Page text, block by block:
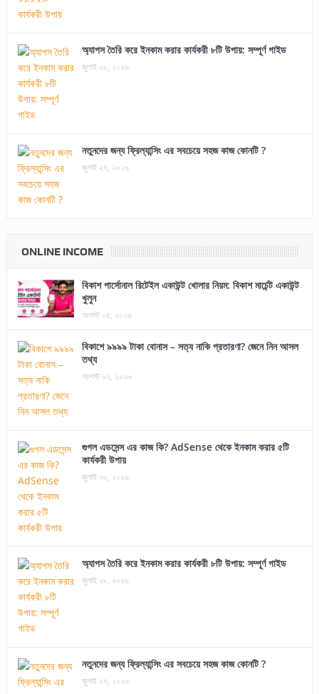
অ্যাপস তৈরি করে ইনকাম করার কার্যকরী ৮টি উপায়: সম্পূর্ণ গাইড
জুলাই ২৮, ২০২৬
নতুনদের জন্য ফ্রিল্যান্সিং এর সবচেয়ে সহজ কাজ কোনটি ?
জুলাই ২৭, ২০২৬
ONLINE INCOME
বিকাশ পার্সোনাল রিটেইল একাউন্ট খোলার নিয়ম: বিকাশ মার্চেন্ট একাউন্ট
খুলুন
আগস্ট ০৪, ২০২৬
বিকাশে ৯৯৯৯ টাকা বোনাস – সত্য নাকি প্রতারণা? জেনে নিন আসল
তথ্য
আগস্ট ০২, ২০২৬
গুগল এডসেন্স এর কাজ কি? AdSense থেকে ইনকাম করার ৫টি
কার্যকরী উপায়
জুলাই ৩০, ২০২৬
অ্যাপস তৈরি করে ইনকাম করার কার্যকরী ৮টি উপায়: সম্পূর্ণ গাইড
জুলাই ২৮, ২০২৬
নতুনদের জন্য ফ্রিল্যান্সিং এর সবচেয়ে সহজ কাজ কোনটি ?
জুলাই ২৭, ২০২৬